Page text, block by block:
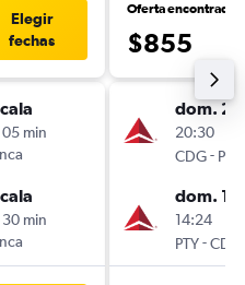
Elegir
fechas
05 min
30 min
Oferta encontrada
$855
dom.
20:30
CDG- PTY
dom.
14:24
PTY-CDG